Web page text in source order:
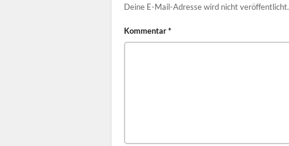
Deine E-Mail-Adresse wird nicht veröffentlicht.
Kommentar*